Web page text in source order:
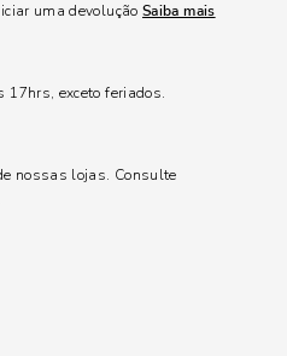
uma devolução Saiba mais
exceto feriados.
nossas lojas. Consulte